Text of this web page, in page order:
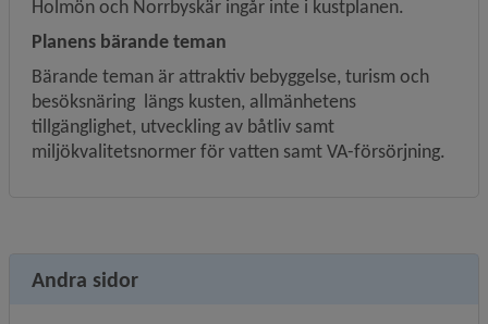
Holmön och Norrbyskär ingår inte i kustplanen.
Planens bärande teman
Bärande teman är attraktiv bebyggelse, turism och
besöksnäring  längs kusten, allmänhetens
tillgänglighet, utveckling av båtliv samt
miljökvalitetsnormer för vatten samt VA-försörjning.
Andra sidor